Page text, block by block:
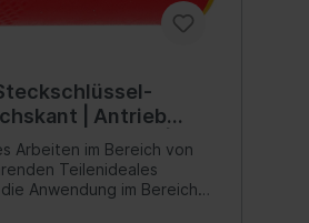
| Antrieb
10 mm (3/8") | SW
Arbeiten im Bereich von
Teilenideales
Anwendung im Bereich